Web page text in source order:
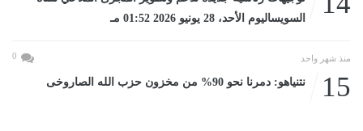
السويساليوم الأحد، 28 يونيو 2026 01:52 مـ
منذ شهر واحد 0
15 نتنياهو: دمرنا نحو 90% من مخزون حزب الله الصاروخى